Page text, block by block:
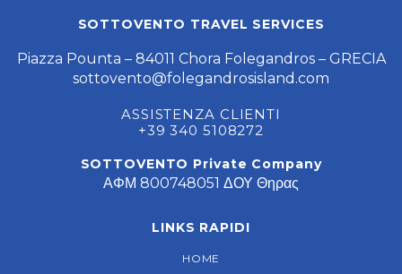
SOTTOVENTO TRAVEL SERVICES
Piazza Pounta – 84011 Chora Folegandros – GRECIA
sottovento@folegandrosisland.com
ASSISTENZA CLIENTI
+39 340 5108272
SOTTOVENTO Private Company
ΑΦΜ 800748051 ΔΟΥ Θηρας
LINKS RAPIDI
HOME